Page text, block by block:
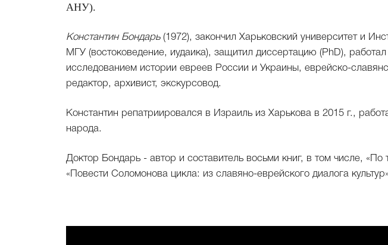
АНУ).
Константин Бондарь(1972), закончил Харьковский университет и
МГУ (востоковедение, иудаика), защитил диссертацию (PhD),
исследованием истории евреев России и Украины, еврейско-
редактор, архивист, экскурсовод.
Константин репатриировался в Израиль из Харькова в 2015 г.,
народа.
Доктор Бондарь - автор и составитель восьми книг, в том числе, «По
«Повести Соломонова цикла: из славяно-еврейского диалога